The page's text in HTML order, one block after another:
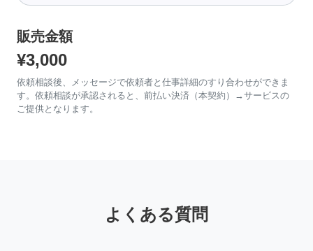
販売金額
¥3,000
依頼相談後、メッセージで依頼者と仕事詳細のすり合わせができま
す。依頼相談が承認されると、前払い決済（本契約）→サービスの
ご提供となります。
よくある質問